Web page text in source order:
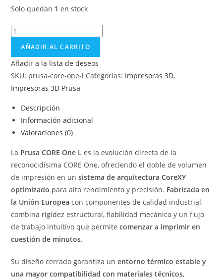
Solo quedan 1 en stock
AÑADIR AL CARRITO
Añadir a la lista de deseos
SKU: prusa-core-one-l Categorías: Impresoras 3D,
Impresoras 3D Prusa
Descripción
Información adicional
Valoraciones (0)
La Prusa CORE One L es la evolución directa de la
reconocidísima CORE One, ofreciendo el doble de volumen
de impresión en unsistema de arquitectura CoreXY
optimizado para alto rendimiento y precisión. Fabricada en
la Unión Europea con componentes de calidad industrial,
combina rigidez estructural, fiabilidad mecánica y un flujo
de trabajo intuitivo que permitecomenzar a imprimir en
cuestión de minutos.
Su diseño cerrado garantiza unentorno térmico estable y
una mayor compatibilidad con materiales técnicos,